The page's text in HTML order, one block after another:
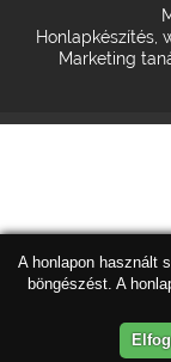
Honlapkészítés
Marketing
A honlapon használt
böngészést. A